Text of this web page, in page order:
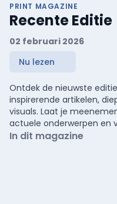
PRINT MAGAZINE
Recente Editie
02 februari 2026
Nu lezen
Ontdek de nieuwste
inspirerende artikelen,
visuals. Laat je
actuele onderwerpen en
In dit magazine